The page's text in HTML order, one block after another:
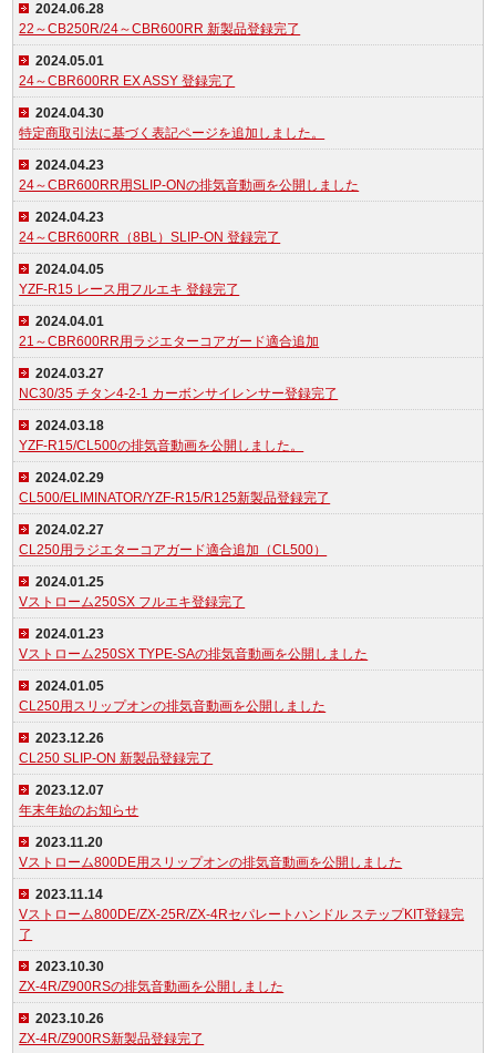
2024.06.28
22～CB250R/24～CBR600RR 新製品登録完了
2024.05.01
24～CBR600RR EX ASSY 登録完了
2024.04.30
特定商取引法に基づく表記ページを追加しました。
2024.04.23
24～CBR600RR用SLIP-ONの排気音動画を公開しました
2024.04.23
24～CBR600RR（8BL）SLIP-ON 登録完了
2024.04.05
YZF-R15 レース用フルエキ 登録完了
2024.04.01
21～CBR600RR用ラジエターコアガード適合追加
2024.03.27
NC30/35 チタン4-2-1 カーボンサイレンサー登録完了
2024.03.18
YZF-R15/CL500の排気音動画を公開しました。
2024.02.29
CL500/ELIMINATOR/YZF-R15/R125新製品登録完了
2024.02.27
CL250用ラジエターコアガード適合追加（CL500）
2024.01.25
Vストローム250SX フルエキ登録完了
2024.01.23
Vストローム250SX TYPE-SAの排気音動画を公開しました
2024.01.05
CL250用スリップオンの排気音動画を公開しました
2023.12.26
CL250 SLIP-ON 新製品登録完了
2023.12.07
年末年始のお知らせ
2023.11.20
Vストローム800DE用スリップオンの排気音動画を公開しました
2023.11.14
Vストローム800DE/ZX-25R/ZX-4Rセパレートハンドル ステップKIT登録完
了
2023.10.30
ZX-4R/Z900RSの排気音動画を公開しました
2023.10.26
ZX-4R/Z900RS新製品登録完了